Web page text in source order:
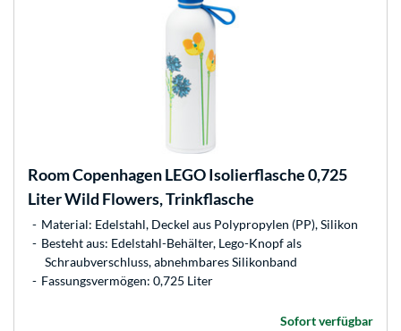
Room CopenhagenLEGO Isolierflasche 0,725
Liter Wild Flowers, Trinkflasche
Material: Edelstahl, Deckel aus Polypropylen (PP), Silikon
Besteht aus: Edelstahl-Behälter, Lego-Knopf als
Schraubverschluss, abnehmbares Silikonband
Fassungsvermögen: 0,725 Liter
Sofort verfügbar